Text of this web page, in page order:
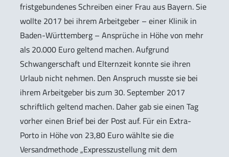
fristgebundenes Schreiben einer Frau aus Bayern. Sie
wollte 2017 bei ihrem Arbeitgeber – einer Klinik in
Baden-Württemberg – Ansprüche in Höhe von mehr
als 20.000 Euro geltend machen. Aufgrund
Schwangerschaft und Elternzeit konnte sie ihren
Urlaub nicht nehmen. Den Anspruch musste sie bei
ihrem Arbeitgeber bis zum 30. September 2017
schriftlich geltend machen. Daher gab sie einen Tag
vorher einen Brief bei der Post auf. Für ein Extra-
Porto in Höhe von 23,80 Euro wählte sie die
Versandmethode „Expresszustellung mit dem